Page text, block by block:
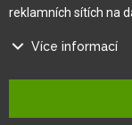
Copyright ©
Design:GLIPS|
reklamních sítích na
Více informací
Na našem webu